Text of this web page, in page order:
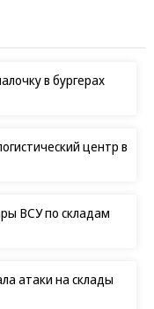
в бургерах
центр в
ВСУ по складам
атаки на склады